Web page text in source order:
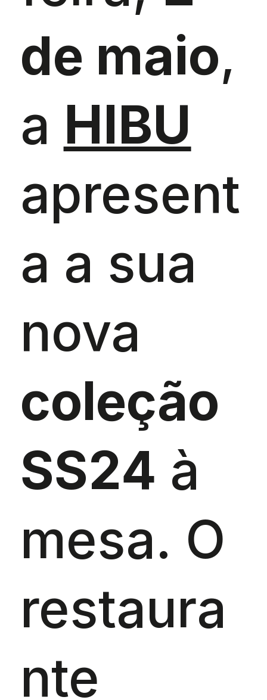
de maio,
a HIBU
apresent
a a sua
nova
coleção
SS24 à
mesa. O
restaura
nte